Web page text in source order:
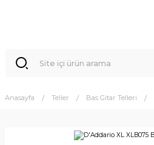
Anasayfa Teller Bas Gitar Telleri